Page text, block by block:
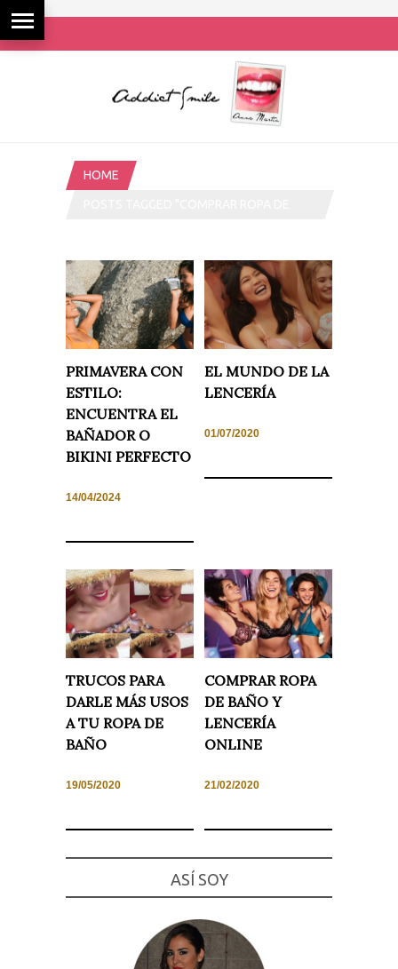
HOME
PRIMAVERA CON
ESTILO:
ENCUENTRA EL
BAÑADOR O
BIKINI PERFECTO
14/04/2024
EL MUNDO DE LA
LENCERÍA
01/07/2020
TRUCOS PARA
DARLE MÁS USOS
A TU ROPA DE
BAÑO
19/05/2020
COMPRAR ROPA
DE BAÑO Y
LENCERÍA
ONLINE
21/02/2020
ASÍ SOY
Necesarias
cookies no
opcionales.
necesarias
para que
funcione la
web. Para
mejorar la
y estructura
de la web, en
se usa la
Para que
funcione lo
visita. Si